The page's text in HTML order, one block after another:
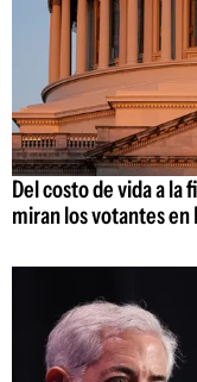
Del costo de vida a la
miran los votantes en